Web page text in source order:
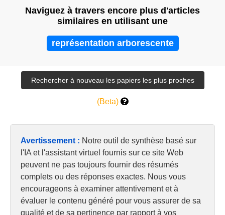
Naviguez à travers encore plus d'articles
similaires en utilisant une
représentation arborescente
(Beta)
Avertissement : Notre outil de synthèse basé sur
l'IA et l'assistant virtuel fournis sur ce site Web
peuvent ne pas toujours fournir des résumés
complets ou des réponses exactes. Nous vous
encourageons à examiner attentivement et à
évaluer le contenu généré pour vous assurer de sa
qualité et de sa pertinence par rapport à vos